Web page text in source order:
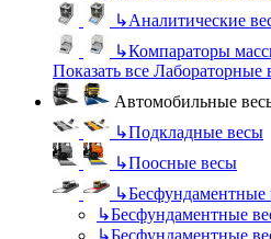
↳Аналитические
↳Компараторы
Показать все Лабораторные
Автомобильные
↳Подкладные весы
↳Поосные весы
↳Бесфундаментные
↳Бесфундаментные
↳Бесфундаментные